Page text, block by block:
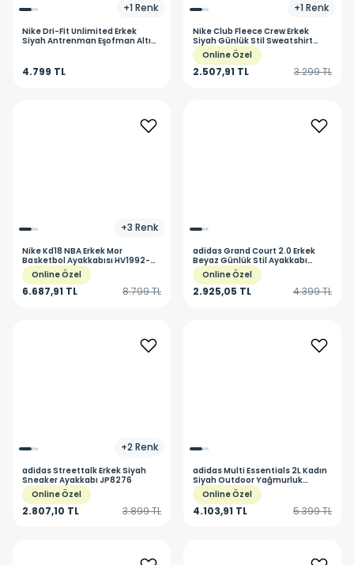
+1 Renk
NikeDri-Fit Unlimited Erkek
Siyah Antrenman Eşofman Altı
4.799 TL
+1 Renk
NikeClub Fleece Crew Erkek
Siyah Günlük Stil Sweatshirt
FN3886-010
Online Özel
2.507,91 TL 3.299 TL
+3 Renk
NikeKd18 NBA Erkek Mor
Basketbol Ayakkabısı HV1992-
501Online Özel
6.687,91 TL 8.799 TL
adidasGrand Court 2.0 Erkek
Beyaz Günlük Stil Ayakkabı
GW9195
Online Özel
2.925,05 TL 4.399 TL
+2 Renk
adidasStreettalk Erkek Siyah
Sneaker Ayakkabı JP8276
Online Özel
2.807,10 TL 3.899 TL
adidasMulti Essentials 2L Kadın
Siyah Outdoor Yağmurluk
JM8702
Online Özel
4.103,91 TL 5.399 TL